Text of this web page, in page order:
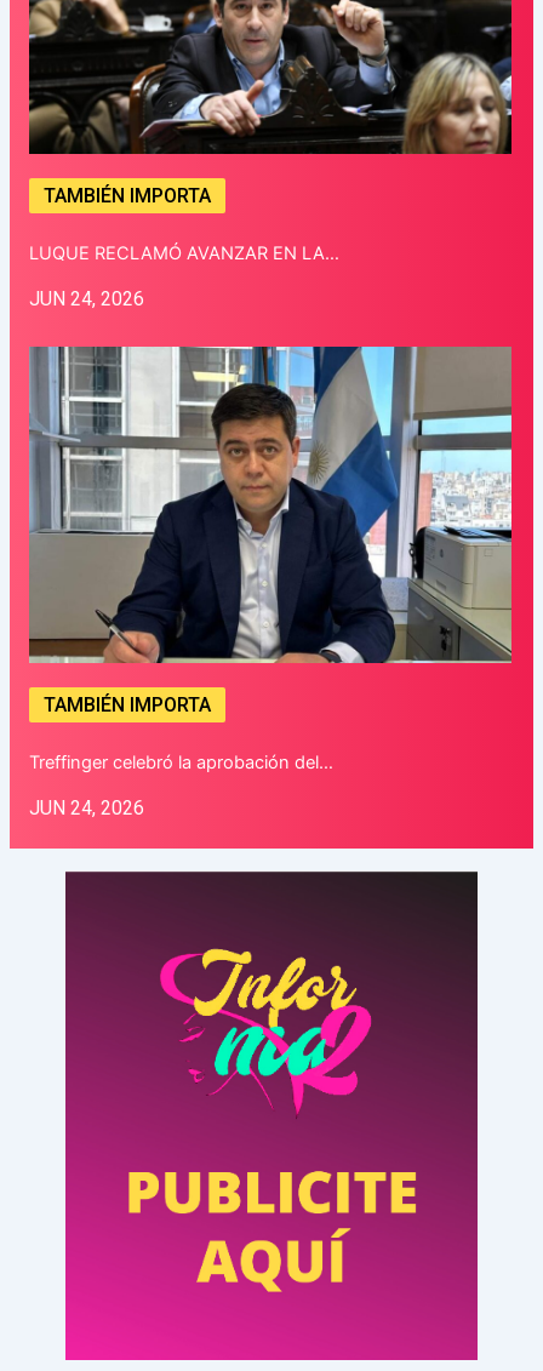
TAMBIÉN IMPORTA
LUQUE RECLAMÓ AVANZAR EN LA…
JUN 24, 2026
TAMBIÉN IMPORTA
Treffinger celebró la aprobación del…
JUN 24, 2026